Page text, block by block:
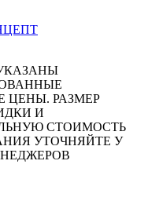
ЦЕНЫ. РАЗМЕР
И
СТОИМОСТЬ
УТОЧНЯЙТЕ У